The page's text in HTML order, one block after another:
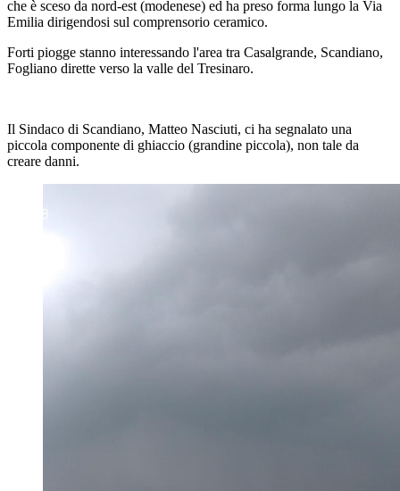
che è sceso da nord-est (modenese) ed ha preso forma lungo la Via
Emilia dirigendosi sul comprensorio ceramico.
Forti piogge stanno interessando l'area tra Casalgrande, Scandiano,
Fogliano dirette verso la valle del Tresinaro.
Il Sindaco di Scandiano, Matteo Nasciuti, ci ha segnalato una
piccola componente di ghiaccio (grandine piccola), non tale da
creare danni.